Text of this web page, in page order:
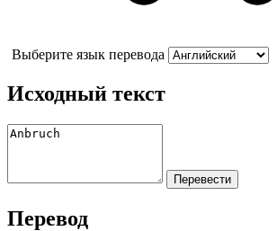
Выберите язык перевода
Исходный текст
Перевод